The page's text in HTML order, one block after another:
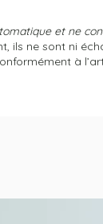
et ne
ils ne sont ni
à